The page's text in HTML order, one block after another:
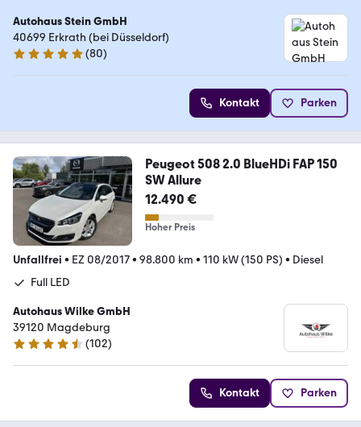
Autohaus Stein GmbH
40699 Erkrath (bei Düsseldorf)
4.9 Sterne
(80)
Kontakt Parken
Peugeot 508 2.0 BlueHDi FAP 150
SW Allure
12.490 €
Hoher Preis
Unfallfrei • EZ 08/2017• 98.800 km • 110 kW (150 PS) • Diesel
Full LED
Autohaus Wilke GmbH
39120 Magdeburg
4.5 Sterne
(102)
Kontakt Parken